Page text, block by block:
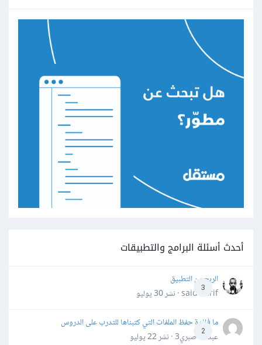
أحدث أسئلة البرامج والتطبيقات
3
الربح من التطبيق
said darif · نشر
30 يوليو
2
ما فائدة حفظ الملفات التي كتبناها للتدرب على الدروس
عبدالله صبري3 · نشر
22 يوليو